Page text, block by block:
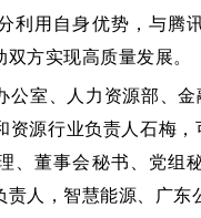
利用自身优势，与腾
方实现高质量发展。
公室、人力资源部、
资源行业负责人石梅
、董事会秘书、党组
人，智慧能源、广东